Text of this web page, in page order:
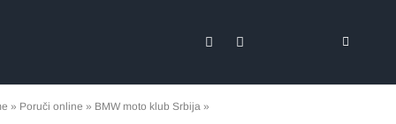
Toggle
» Poruči online » BMW moto klub Srbija »